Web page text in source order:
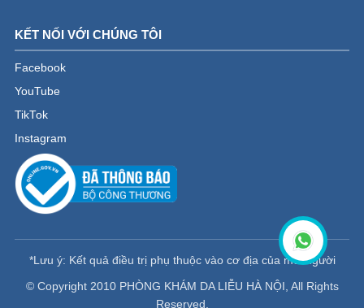
KẾT NỐI VỚI CHÚNG TÔI
Facebook
YouTube
TikTok
Instagram
*Lưu ý: Kết quả điều trị phụ thuộc vào cơ địa của mỗi người
© Copyright 2010 PHÒNG KHÁM DA LIỄU HÀ NỘI, All Rights
Reserved.